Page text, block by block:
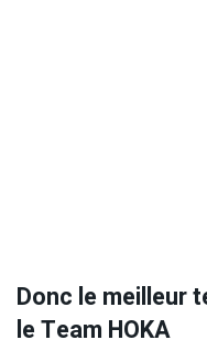
Donc le meilleur
le Team HOKA